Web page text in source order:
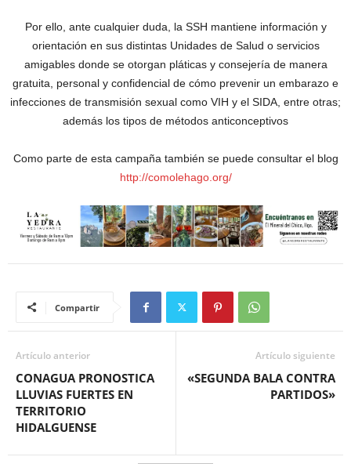
Por ello, ante cualquier duda, la SSH mantiene información y
orientación en sus distintas Unidades de Salud o servicios
amigables donde se otorgan pláticas y consejería de manera
gratuita, personal y confidencial de cómo prevenir un embarazo e
infecciones de transmisión sexual como VIH y el SIDA, entre otras;
además los tipos de métodos anticonceptivos
Como parte de esta campaña también se puede consultar el blog
http://comolehago.org/
Compartir
Artículo anterior
CONAGUA PRONOSTICA
LLUVIAS FUERTES EN
TERRITORIO
HIDALGUENSE
Artículo siguiente
«SEGUNDA BALA CONTRA
PARTIDOS»